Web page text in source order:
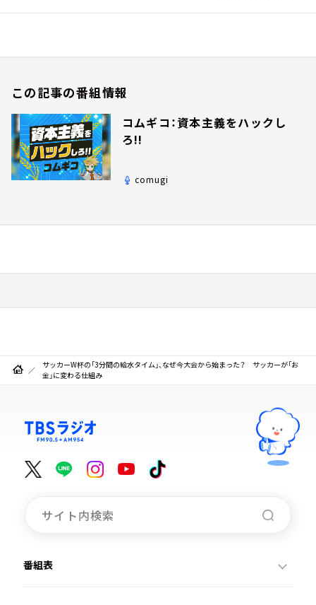
この記事の番組情報
コムギコ：資本主義をハックし
ろ!!
comugi
サッカーW杯の「3分間の給水タイム」、なぜ今大会から始まった？ サッカーが「お
金」に変わる仕組み
番組表